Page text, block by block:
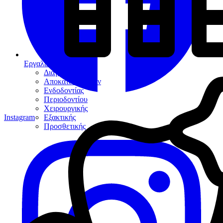
Εργαλεία
Διαγνωστικά
Αποκαταστάσεων
Ενδοδοντίας
Περιοδοντίου
Χειρουργικής
Εξακτικής
Προσθετικής
Instagram